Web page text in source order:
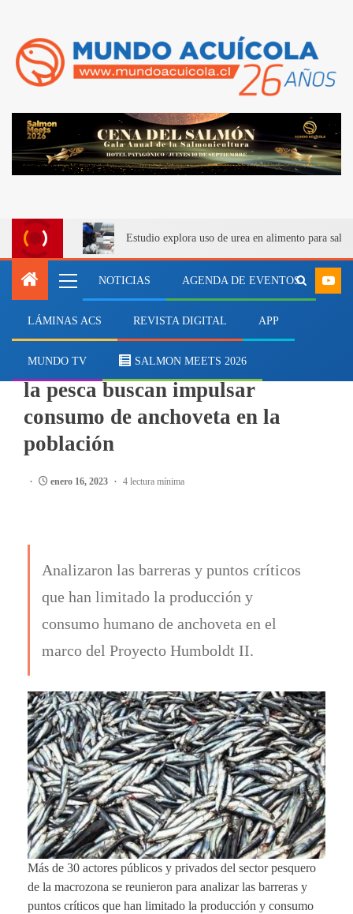
Estudio explora uso de urea en alimento para
NOTICIAS AGENDA DE EVENTOS
LÁMINAS ACS REVISTA DIGITAL APP
MUNDO TV SALMON MEETS 2026
Actores públicos y privados de
la pesca buscan impulsar
consumo de anchoveta en la
población
enero 16, 2023 4 lectura mínima
Analizaron las barreras y puntos críticos
que han limitado la producción y
consumo humano de anchoveta en el
marco del Proyecto Humboldt II.
Más de 30 actores públicos y privados del sector pesquero
de la macrozona se reunieron para analizar las barreras y
puntos críticos que han limitado la producción y consumo